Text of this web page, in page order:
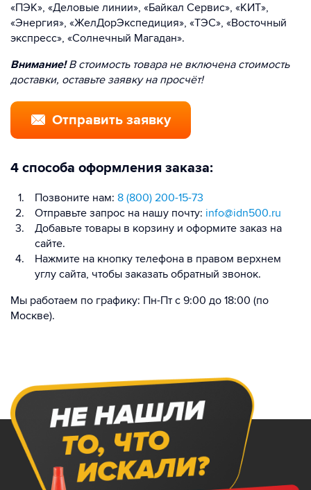
«ПЭК», «Деловые линии», «Байкал Сервис», «КИТ»,
«Энергия», «ЖелДорЭкспедиция», «ТЭС», «Восточный
экспресс», «Солнечный Магадан».
Внимание!В стоимость товара не включена стоимость
доставки, оставьте заявку на просчёт!
Отправить заявку
4 способа оформления заказа:
Позвоните нам: 8 (800) 200-15-73
Отправьте запрос на нашу почту: info@idn500.ru
Добавьте товары в корзину и оформите заказ на
сайте.
Нажмите на кнопку телефона в правом верхнем
углу сайта, чтобы заказать обратный звонок.
Мы работаем по графику: Пн-Пт с 9:00 до 18:00 (по
Москве).